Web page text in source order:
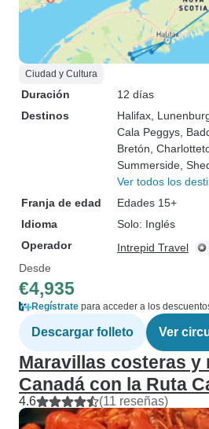
Ciudad y Cultura
Duración
12 días
Destinos
Halifax ,
Cala Peggys ,
Bretón ,
Summerside ,
Ver todos los
Franja de edad
Edades 15+
Idioma
Solo: Inglés
Operador
Intrepid Travel
Desde
€4,935
Regístrate para acceder a los
Descargar folleto Ver
Maravillas costeras y
Canadá con la Ruta
4.6 (11 reseñas)